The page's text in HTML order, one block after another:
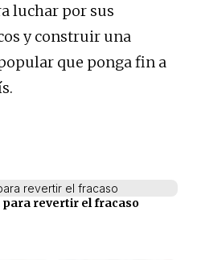
luchar por sus
y construir una
que ponga fin a
revertir el fracaso